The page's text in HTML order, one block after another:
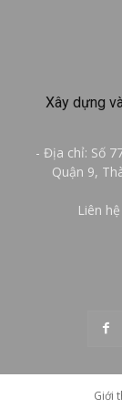
Xây dựng
- Địa chỉ: Số
Quận 9,
Liên
Giới